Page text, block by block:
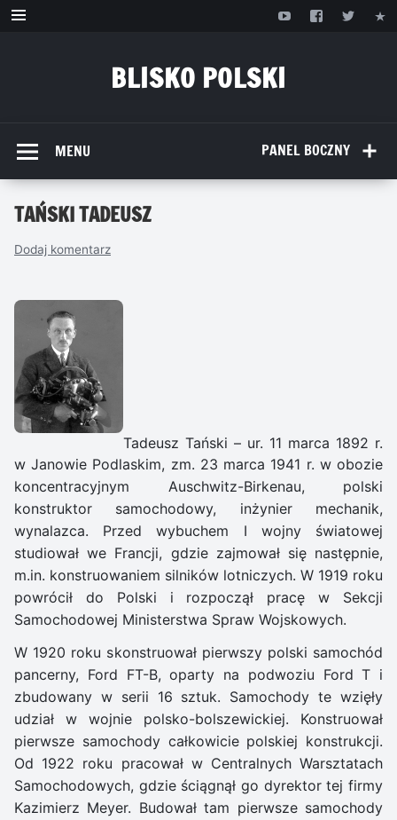
Przejdź
BLISKO POLSKI
PANEL BOCZNY
MENU
TAŃSKI TADEUSZ
Dodaj komentarz
Tadeusz Tański – ur. 11 marca 1892 r.
w Janowie Podlaskim, zm. 23 marca 1941 r. w obozie
koncentracyjnym Auschwitz-Birkenau, polski
konstruktor samochodowy, inżynier mechanik,
wynalazca. Przed wybuchem I wojny światowej
studiował we Francji, gdzie zajmował się następnie,
m.in. konstruowaniem silników lotniczych. W 1919 roku
powrócił do Polski i rozpoczął pracę w Sekcji
Samochodowej Ministerstwa Spraw Wojskowych.
W 1920 roku skonstruował pierwszy polski samochód
pancerny, Ford FT-B, oparty na podwoziu Ford T i
zbudowany w serii 16 sztuk. Samochody te wzięły
udział w wojnie polsko-bolszewickiej. Konstruował
pierwsze samochody całkowicie polskiej konstrukcji.
Od 1922 roku pracował w Centralnych Warsztatach
Samochodowych, gdzie ściągnął go dyrektor tej firmy
Kazimierz Meyer. Budował tam pierwsze samochody